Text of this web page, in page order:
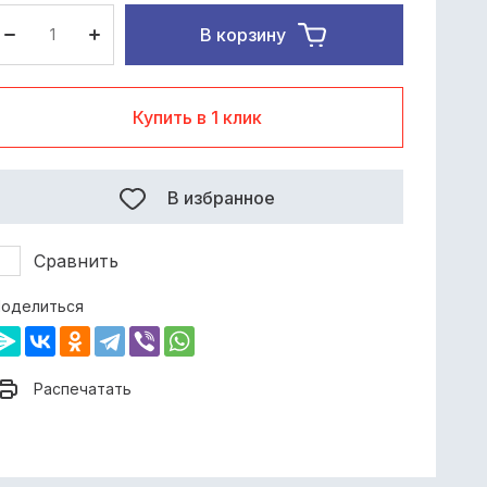
В корзину
Купить в 1 клик
Сравнить
В избранное
Распечатать